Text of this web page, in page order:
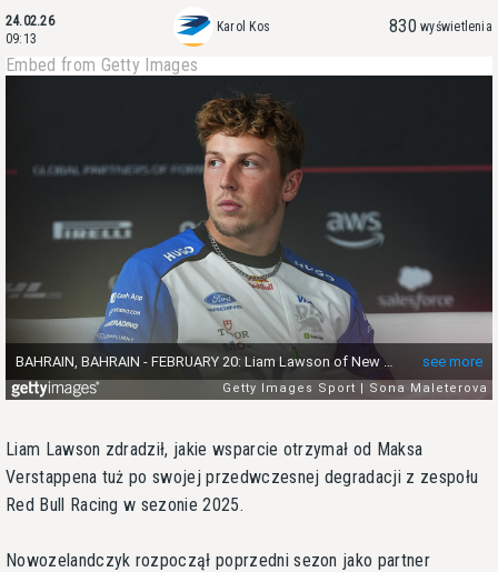
24.02.26
09:13
Karol Kos 830 wyświetlenia
Embed from Getty Images
Liam Lawson zdradził, jakie wsparcie otrzymał od Maksa
Verstappena tuż po swojej przedwczesnej degradacji z zespołu
Red Bull Racing w sezonie 2025.
Nowozelandczyk rozpoczął poprzedni sezon jako partner